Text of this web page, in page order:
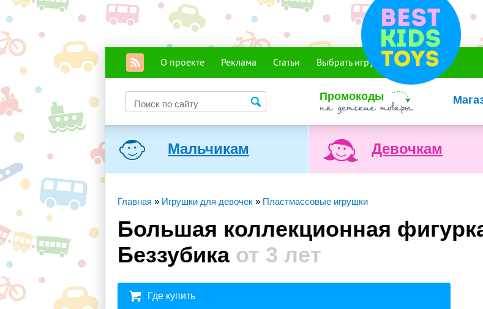
О проекте Реклама Статьи Выбрать игрушку
Промокоды
Мальчикам Девочкам
Главная » Игрушки для девочек » Пластмассовые игрушки
Большая коллекционная
Беззубика от 3 лет
Где купить